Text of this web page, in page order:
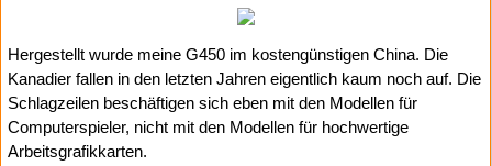
Hergestellt wurde meine G450 im kostengünstigen China. Die
Kanadier fallen in den letzten Jahren eigentlich kaum noch auf. Die
Schlagzeilen beschäftigen sich eben mit den Modellen für
Computerspieler, nicht mit den Modellen für hochwertige
Arbeitsgrafikkarten.